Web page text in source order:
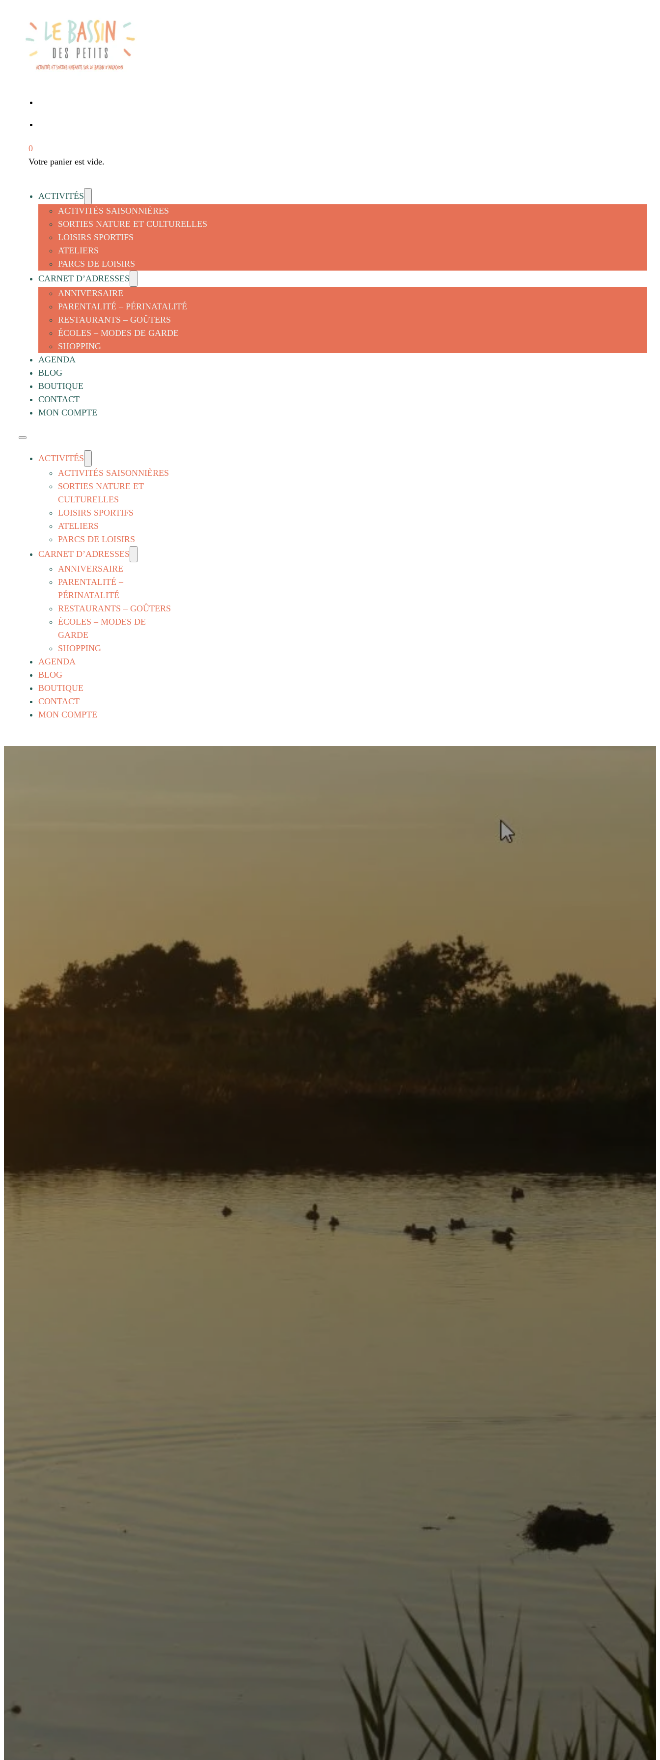
0
Votre panier est vide.
ACTIVITÉS
ACTIVITÉS SAISONNIÈRES
SORTIES NATURE ET CULTURELLES
LOISIRS SPORTIFS
ATELIERS
PARCS DE LOISIRS
CARNET D’ADRESSES
ANNIVERSAIRE
PARENTALITÉ – PÉRINATALITÉ
RESTAURANTS – GOÛTERS
ÉCOLES – MODES DE GARDE
SHOPPING
AGENDA
BLOG
BOUTIQUE
CONTACT
MON COMPTE
ACTIVITÉS
ACTIVITÉS SAISONNIÈRES
SORTIES NATURE ET
CULTURELLES
LOISIRS SPORTIFS
ATELIERS
PARCS DE LOISIRS
CARNET D’ADRESSES
ANNIVERSAIRE
PARENTALITÉ –
PÉRINATALITÉ
RESTAURANTS – GOÛTERS
ÉCOLES – MODES DE
GARDE
SHOPPING
AGENDA
BLOG
BOUTIQUE
CONTACT
MON COMPTE